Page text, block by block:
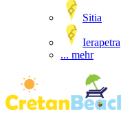
Sitia
Ierapetra
... mehr